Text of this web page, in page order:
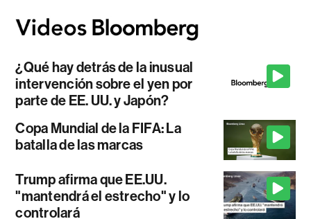
¿Qué hay detrás de la inusual
intervención sobre el yen por
parte de EE. UU. y Japón?
Copa Mundial de la FIFA: La
batalla de las marcas
Trump afirma que EE.UU.
"mantendrá el estrecho" y lo
controlará